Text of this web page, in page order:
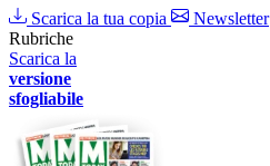
Scarica la tua copia
Newsletter
Rubriche
Scarica la
versione
sfogliabile